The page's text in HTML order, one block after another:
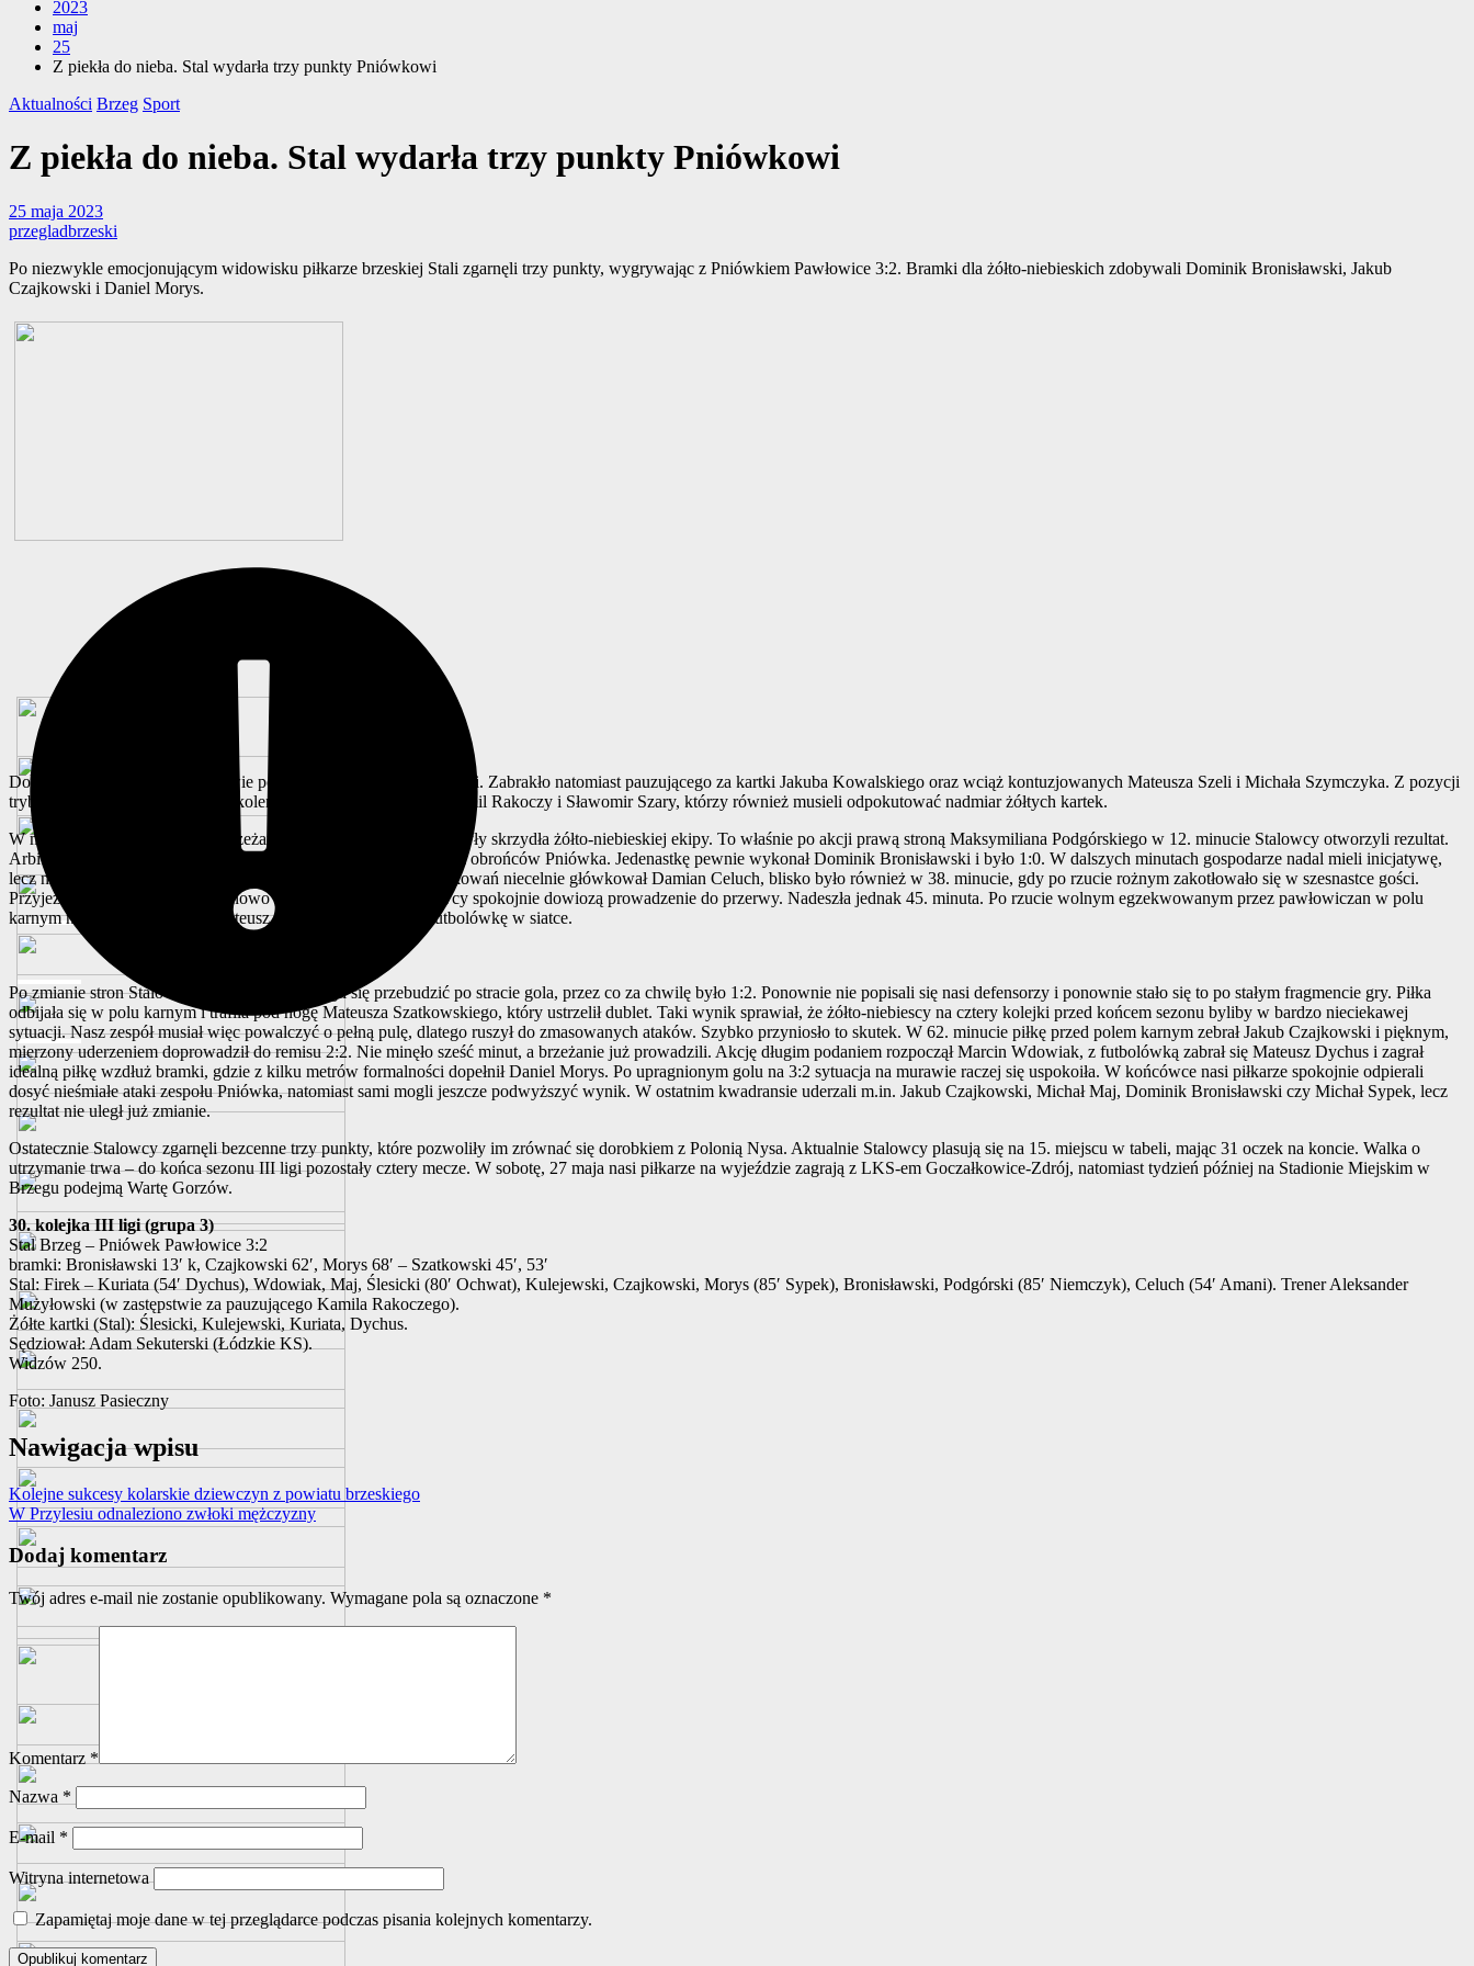
2023
maj
25
Z piekła do nieba. Stal wydarła trzy punkty Pniówkowi
Aktualności Brzeg Sport
Z piekła do nieba. Stal wydarła trzy punkty Pniówkowi
25 maja 2023
przegladbrzeski
Po niezwykle emocjonującym widowisku piłkarze brzeskiej Stali zgarnęli trzy punkty, wygrywając z Pniówkiem Pawłowice 3:2. Bramki dla żółto-niebieskich zdobywali Dominik Bronisławski, Jakub
Czajkowski i Daniel Morys.
Do składu Stali po długiej przerwie powrócił Bartłomiej Kulejewski. Zabrakło natomiast pauzującego za kartki Jakuba Kowalskiego oraz wciąż kontuzjowanych Mateusza Szeli i Michała Szymczyka. Z pozycji
trybun spotkanie obserwowali szkoleniowcy Stali i Pniówka – Kamil Rakoczy i Sławomir Szary, którzy również musieli odpokutować nadmiar żółtych kartek.
W mecz bardzo dobrze weszli brzeżanie, a szczególnie aktywne były skrzydła żółto-niebieskiej ekipy. To właśnie po akcji prawą stroną Maksymiliana Podgórskiego w 12. minucie Stalowcy otworzyli rezultat.
Arbiter odgwizdał wówczas rzut karny za zagranie ręką jednego z obrońców Pniówka. Jedenastkę pewnie wykonał Dominik Bronisławski i było 1:0. W dalszych minutach gospodarze nadal mieli inicjatywę,
lecz nie potrafili dołożyć drugiego trafienia. Po jednym z dośrodkowań niecelnie główkował Damian Celuch, blisko było również w 38. minucie, gdy po rzucie rożnym zakotłowało się w szesnastce gości.
Przyjezdni nie atakowali huraganowo i wydawało się, iż Stalowcy spokojnie dowiozą prowadzenie do przerwy. Nadeszła jednak 45. minuta. Po rzucie wolnym egzekwowanym przez pawłowiczan w polu
karnym najwyżej wyskoczył Mateusz Szatkowski i umieścił futbolówkę w siatce.
Po zmianie stron Stalowcy jakby nadal nie mogli się przebudzić po stracie gola, przez co za chwilę było 1:2. Ponownie nie popisali się nasi defensorzy i ponownie stało się to po stałym fragmencie gry. Piłka
odbijała się w polu karnym i trafiła pod nogę Mateusza Szatkowskiego, który ustrzelił dublet. Taki wynik sprawiał, że żółto-niebiescy na cztery kolejki przed końcem sezonu byliby w bardzo nieciekawej
sytuacji. Nasz zespół musiał więc powalczyć o pełną pulę, dlatego ruszył do zmasowanych ataków. Szybko przyniosło to skutek. W 62. minucie piłkę przed polem karnym zebrał Jakub Czajkowski i pięknym,
mierzony uderzeniem doprowadził do remisu 2:2. Nie minęło sześć minut, a brzeżanie już prowadzili. Akcję długim podaniem rozpoczął Marcin Wdowiak, z futbolówką zabrał się Mateusz Dychus i zagrał
idealną piłkę wzdłuż bramki, gdzie z kilku metrów formalności dopełnił Daniel Morys. Po upragnionym golu na 3:2 sytuacja na murawie raczej się uspokoiła. W końcówce nasi piłkarze spokojnie odpierali
dosyć nieśmiałe ataki zespołu Pniówka, natomiast sami mogli jeszcze podwyższyć wynik. W ostatnim kwadransie uderzali m.in. Jakub Czajkowski, Michał Maj, Dominik Bronisławski czy Michał Sypek, lecz
rezultat nie uległ już zmianie.
Ostatecznie Stalowcy zgarnęli bezcenne trzy punkty, które pozwoliły im zrównać się dorobkiem z Polonią Nysa. Aktualnie Stalowcy plasują się na 15. miejscu w tabeli, mając 31 oczek na koncie. Walka o
utrzymanie trwa – do końca sezonu III ligi pozostały cztery mecze. W sobotę, 27 maja nasi piłkarze na wyjeździe zagrają z LKS-em Goczałkowice-Zdrój, natomiast tydzień później na Stadionie Miejskim w
Brzegu podejmą Wartę Gorzów.
30. kolejka III ligi (grupa 3)
Stal Brzeg – Pniówek Pawłowice 3:2
bramki: Bronisławski 13′ k, Czajkowski 62′, Morys 68′ – Szatkowski 45′, 53′
Stal: Firek – Kuriata (54′ Dychus), Wdowiak, Maj, Ślesicki (80′ Ochwat), Kulejewski, Czajkowski, Morys (85′ Sypek), Bronisławski, Podgórski (85′ Niemczyk), Celuch (54′ Amani). Trener Aleksander
Mużyłowski (w zastępstwie za pauzującego Kamila Rakoczego).
Żółte kartki (Stal): Ślesicki, Kulejewski, Kuriata, Dychus.
Sędziował: Adam Sekuterski (Łódzkie KS).
Widzów 250.
Foto: Janusz Pasieczny
Nawigacja wpisu
Kolejne sukcesy kolarskie dziewczyn z powiatu brzeskiego
W Przylesiu odnaleziono zwłoki mężczyzny
Dodaj komentarz
Twój adres e-mail nie zostanie opublikowany. Wymagane pola są oznaczone *
Komentarz *
Nazwa *
E-mail *
Witryna internetowa
Zapamiętaj moje dane w tej przeglądarce podczas pisania kolejnych komentarzy.